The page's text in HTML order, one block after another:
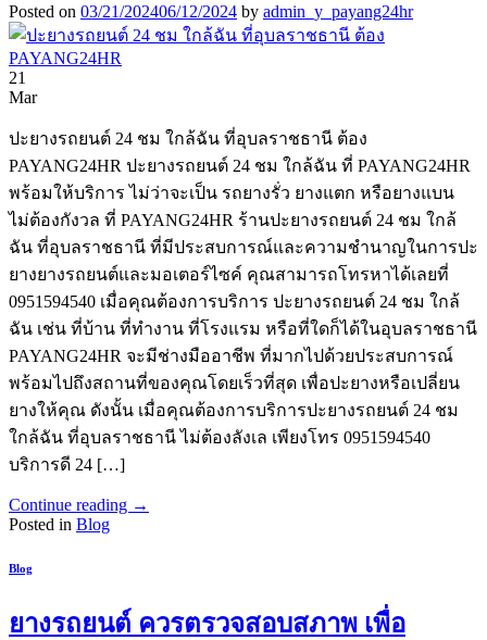
Posted on 03/21/202406/12/2024 by admin_y_payang24hr
21
Mar
ปะยางรถยนต์ 24 ชม ใกล้ฉัน ที่อุบลราชธานี ต้อง
PAYANG24HR ปะยางรถยนต์ 24 ชม ใกล้ฉัน ที่ PAYANG24HR
พร้อมให้บริการ ไม่ว่าจะเป็น รถยางรั่ว ยางแตก หรือยางแบน
ไม่ต้องกังวล ที่ PAYANG24HR ร้านปะยางรถยนต์ 24 ชม ใกล้
ฉัน ที่อุบลราชธานี ที่มีประสบการณ์และความชำนาญในการปะ
ยางยางรถยนต์และมอเตอร์ไซค์ คุณสามารถโทรหาได้เลยที่
0951594540 เมื่อคุณต้องการบริการ ปะยางรถยนต์ 24 ชม ใกล้
ฉัน เช่น ที่บ้าน ที่ทำงาน ที่โรงแรม หรือที่ใดก็ได้ในอุบลราชธานี
PAYANG24HR จะมีช่างมืออาชีพ ที่มากไปด้วยประสบการณ์
พร้อมไปถึงสถานที่ของคุณโดยเร็วที่สุด เพื่อปะยางหรือเปลี่ยน
ยางให้คุณ ดังนั้น เมื่อคุณต้องการบริการปะยางรถยนต์ 24 ชม
ใกล้ฉัน ที่อุบลราชธานี ไม่ต้องลังเล เพียงโทร 0951594540
บริการดี 24 […]
Continue reading →
Posted in Blog
Blog
ยางรถยนต์ ควรตรวจสอบสภาพ เพื่อ